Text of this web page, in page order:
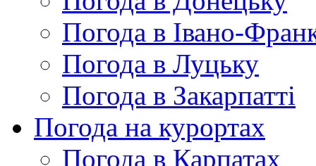
Погода в Івано-
Погода в Луцьку
Погода в Закарпатті
Погода на курортах
Погода в Карпатах